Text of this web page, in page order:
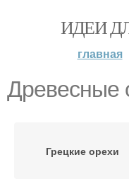
ИДЕИ
главная
Древесные
Грецкие орехи